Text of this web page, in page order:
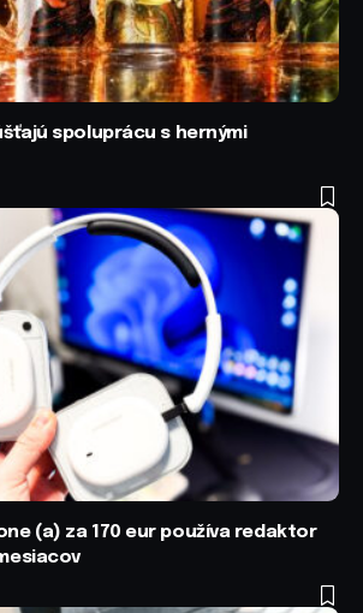
spoluprácu s hernými
(a) za 170 eur používa redaktor